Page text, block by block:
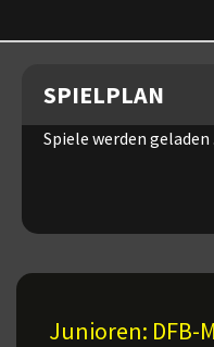
SPIELPLAN
Spiele werden geladen
Junioren: DFB-